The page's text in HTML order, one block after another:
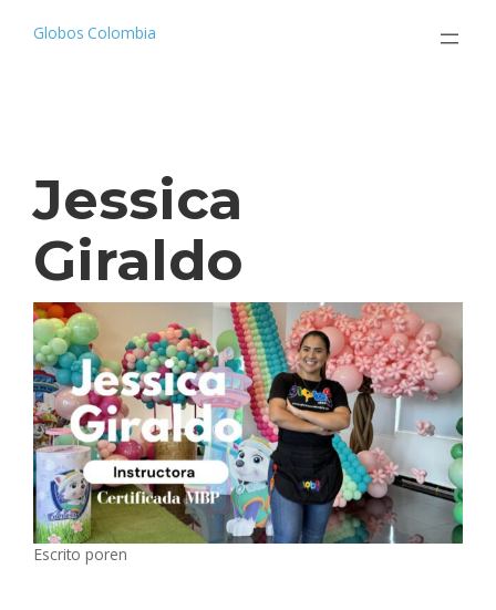
Globos Colombia
Jessica
Giraldo
Escrito poren